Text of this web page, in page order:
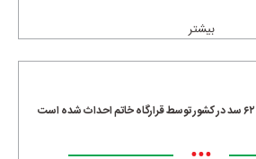
بیشتر
۶۲ سد در کشور توسط قرارگاه خاتم احداث شده است